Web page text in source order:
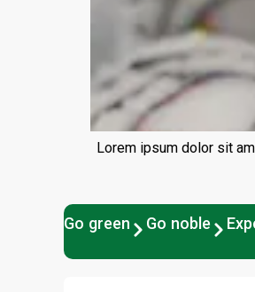
Lorem ipsum dolor sit
Go green Go noble